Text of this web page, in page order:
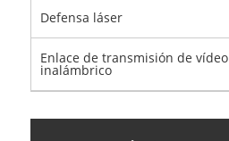
Defensa láser
Enlace de transmisión de vídeo
inalámbrico